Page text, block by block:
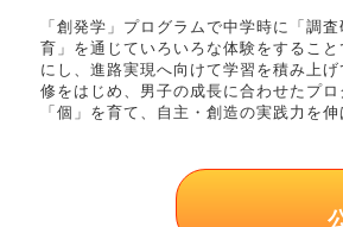
「創発学」プログラムで中学時に「調
育」を通じていろいろな体験をするこ
にし、進路実現へ向けて学習を積み上
修をはじめ、男子の成長に合わせたプ
「個」を育て、自主・創造の実践力を伸